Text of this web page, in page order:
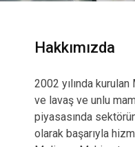
Hakkımızda
2002 yılında
ve lavaş ve unlu
piyasasında
olarak başarıyla